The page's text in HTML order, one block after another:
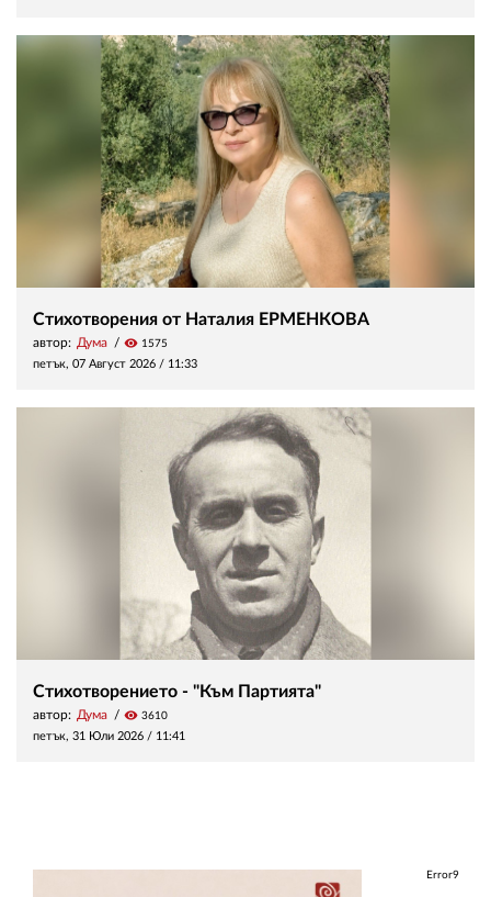
Стихотворения от Наталия ЕРМЕНКОВА
автор: Дума visibility 1575
петък, 07 Август 2026 / 11:33
Стихотворението - "Към Партията"
автор: Дума visibility 3610
петък, 31 Юли 2026 / 11:41
Error9